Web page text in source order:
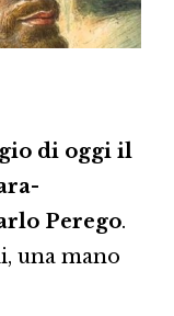
di oggi il
Perego.
una mano